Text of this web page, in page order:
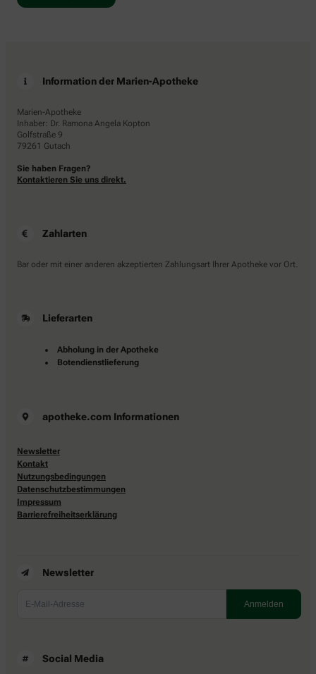
Information der Marien-Apotheke
Marien-Apotheke
Inhaber: Dr. Ramona Angela Kopton
Golfstraße 9
79261 Gutach
Sie haben Fragen?
Kontaktieren Sie uns direkt.
Zahlarten
Bar oder mit einer anderen akzeptierten Zahlungsart Ihrer Apotheke vor Ort.
Lieferarten
Abholung in der Apotheke
Botendienstlieferung
apotheke.com Informationen
Newsletter
Kontakt
Nutzungsbedingungen
Datenschutzbestimmungen
Impressum
Barrierefreiheitserklärung
Newsletter
Social Media